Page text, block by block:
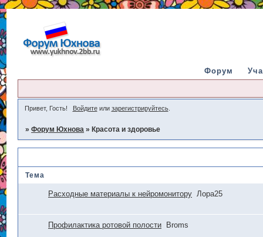
Форум
Привет, Гость! Войдитеили зарегистрируйтесь.
»Форум Юхнова » Красота и здоровье
Тема
Расходные материалы к нейромонитору Лора25
Профилактика ротовой полости Broms